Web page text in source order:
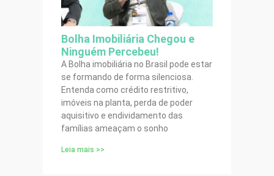
Bolha Imobiliária Chegou e
Ninguém Percebeu!
A Bolha imobiliária no Brasil pode estar
se formando de forma silenciosa.
Entenda como crédito restritivo,
imóveis na planta, perda de poder
aquisitivo e endividamento das
famílias ameaçam o sonho
Leia mais >>